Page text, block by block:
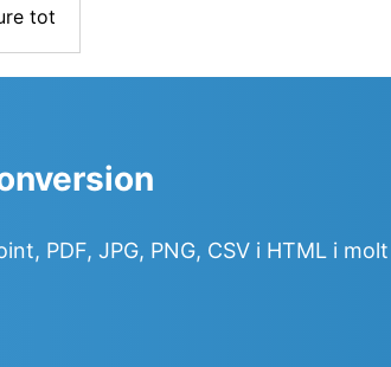
tot
PDF, JPG, PNG, CSV i HTML i